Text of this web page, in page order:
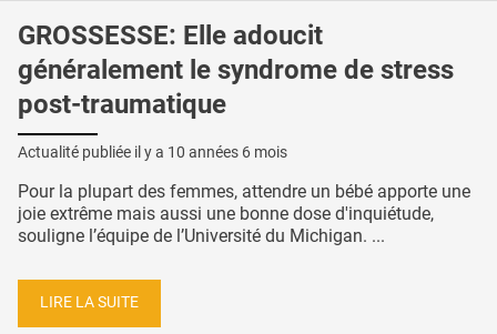
GROSSESSE: Elle adoucit
généralement le syndrome de stress
post-traumatique
Actualité publiée il y a 10 années 6 mois
Pour la plupart des femmes, attendre un bébé apporte une
joie extrême mais aussi une bonne dose d'inquiétude,
souligne l’équipe de l’Université du Michigan. ...
LIRE LA SUITE